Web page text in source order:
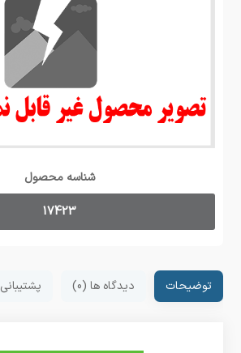
شناسه محصول
17423
توضیحات دیدگاه ها (0) پشتیبانی